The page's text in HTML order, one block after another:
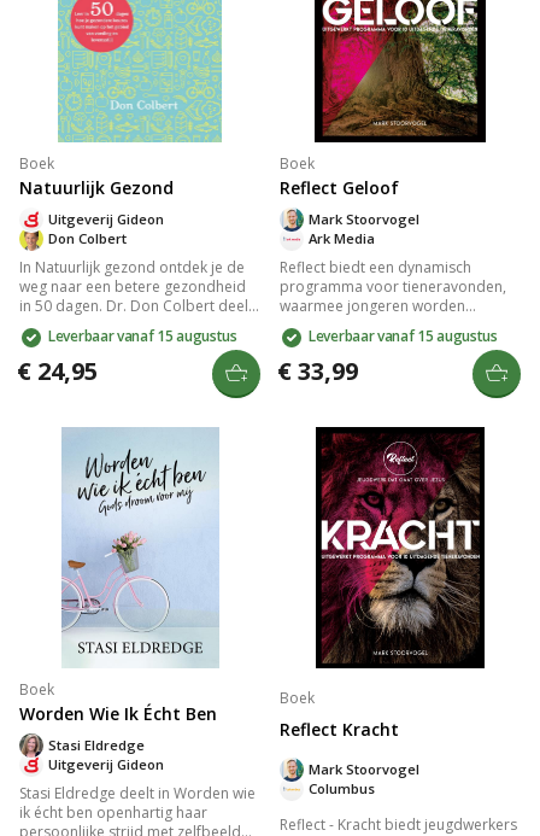
Boek
Natuurlijk Gezond
Don Colbert
Uitgeverij Gideon
In Natuurlijk gezond ontdek je de
weg naar een betere gezondheid
in 50 dagen. Dr. Don Colbert deelt
bijbelse inzichten en praktische
principes zoals hydratatie, slaap,
onbewerkt voedsel, beweging, en
stressbeheer. Verbeter je welzijn
door gezonde levenskeuzes en
Leverbaar vanaf 15 augustus
€ 24,95
Boek
Reflect Geloof
Ark Media
Mark Stoorvogel
Reflect biedt een dynamisch
programma voor tieneravonden,
waarmee jongeren worden
aangemoedigd om na te denken
over de Bijbel en hun geloof te
verdiepen. Ontdek de verhalen van
geloofshelden uit het Oude
Testament en ervaar de impact van
inspirerende spellen, vlogs en
gesprekken.
Leverbaar vanaf 15 augustus
€ 33,99
Boek
Worden Wie Ik Écht Ben
Uitgeverij Gideon
Stasi Eldredge
Stasi Eldredge deelt in Worden wie
ik écht ben openhartig haar
persoonlijke strijd met zelfbeeld
Boek
Reflect Kracht
Columbus
Mark Stoorvogel
Reflect - Kracht biedt jeugdwerkers